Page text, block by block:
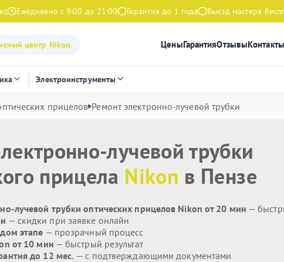
Ежедневно с 9:00 до 21:00 Гарантия до 1 года Выезд мастера
центр Nikon ЦеныГарантияОтзывыКонтакты
Электроинструменты
прицелов Ремонт электронно-лучевой трубки
лучевой трубки
прицела Nikon в Пензе
лучевой трубки оптических прицелов Nikon от 20 мин —
— скидки при заявке онлайн
этапе — прозрачный процесс
от 10 мин — быстрый результат
до 12 мес. — с подтверждающими документами